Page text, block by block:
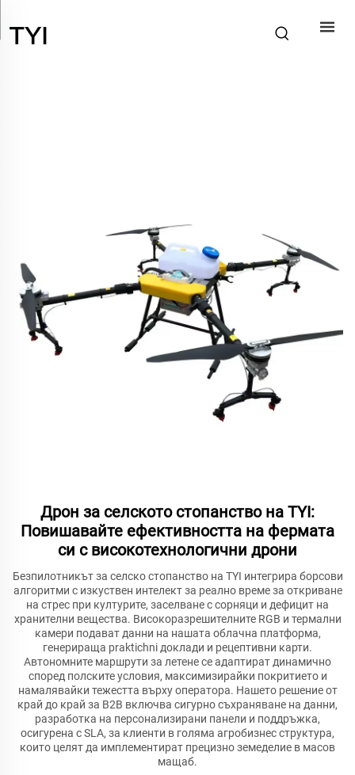
Дрон за селското стопанство на TYI:
Повишавайте ефективността на фермата
си с високотехнологични дрони
Безпилотникът за селско стопанство на TYI интегрира борсови
алгоритми с изкуствен интелект за реално време за откриване
на стрес при културите, заселване с сорняци и дефицит на
хранителни вещества. Високоразрешителните RGB и термални
камери подават данни на нашата облачна платформа,
генерираща praktichni доклади и рецептивни карти.
Автономните маршрути за летене се адаптират динамично
според полските условия, максимизирайки покритието и
намалявайки тежестта върху оператора. Нашето решение от
край до край за B2B включва сигурно съхраняване на данни,
разработка на персонализирани панели и поддръжка,
осигурена с SLA, за клиенти в голяма агробизнес структура,
които целят да имплементират прецизно земеделие в масов
мащаб.